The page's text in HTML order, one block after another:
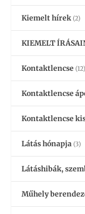
Kiemelt hírek (2)
KIEMELT
Kontaktlencse (12)
Kontaktlencse
Kontaktlencse
Látás hónapja (3)
Látáshibák,
Műhely